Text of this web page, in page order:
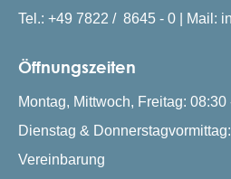
Tel.: +49 7822 / 8645 - 0 | Mail:
Öffnungszeiten
Montag, Mittwoch, Freitag: 08:30
Dienstag &
Vereinbarung